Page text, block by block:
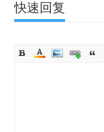
快速回复